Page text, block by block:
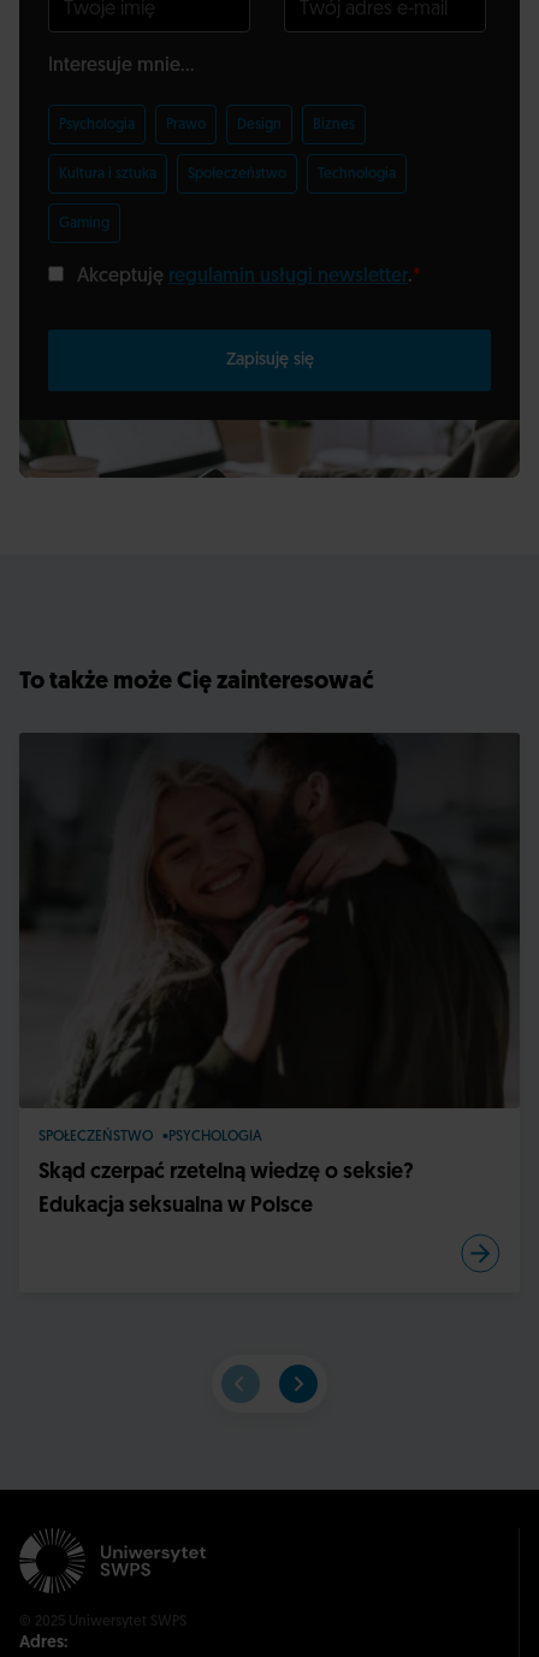
Interesuje mnie...
Psychologia Prawo Design Biznes
Kultura i sztuka Społeczeństwo Technologia
Gaming
Akceptuję regulamin usługi newsletter.*
Zapisuję się
To także może Cię zainteresować
SPOŁECZEŃSTWO PSYCHOLOGIA
Skąd czerpać rzetelną wiedzę o seksie?
Edukacja seksualna w Polsce
© 2025 Uniwersytet SWPS
Adres: